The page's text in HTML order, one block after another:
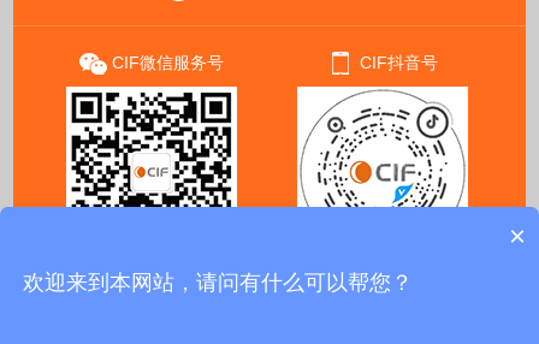
CIF微信服务号 CIF抖音号
×
欢迎来到本网站，请问有什么可以帮您？